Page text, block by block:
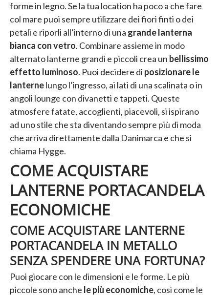
forme in legno. Se la tua location ha poco a che fare
col mare puoi sempre utilizzare dei fiori finti o dei
petali e riporli all’interno di una grande lanterna
bianca con vetro. Combinare assieme in modo
alternato lanterne grandi e piccoli crea un bellissimo
effetto luminoso. Puoi decidere di posizionare le
lanternelungo l’ingresso, ai lati di una scalinata o in
angoli lounge con divanetti e tappeti. Queste
atmosfere fatate, accoglienti, piacevoli, si ispirano
ad uno stile che sta diventando sempre più di moda
che arriva direttamente dalla Danimarca e che si
chiama Hygge.
COME ACQUISTARE
LANTERNE PORTACANDELA
ECONOMICHE
COME ACQUISTARE LANTERNE
PORTACANDELA IN METALLO
SENZA SPENDERE UNA FORTUNA?
Puoi giocare con le dimensioni e le forme. Le più
piccole sono anche le più economiche, così come le